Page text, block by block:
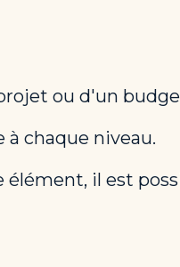
ou d'un
chaque niveau.
élément, il est